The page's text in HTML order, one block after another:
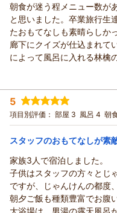
またのご来館を心よりお
アップルおもてなし向上
ます。
また、接客につきまして
みになります。これから
て精進してまいります。
また機会がございました
ろこ様にお会いできる日
アップルおもてなし向上委
青森のお宿 ホテルアップルラ
723様
この度は当館をご利用い
に当館をお選びいただき
「アップルランドという
ぱいの宿でした」とのお
ました。
また、ウェルカムドリン
よりでございます。
りんごの食べ比べについ
ます。今後の参考とさせて
てご満足いただけるよう
また機会がございました
スタッフ一同、723様に
げております。
朝食が迷う程メニュー数が
と思いました。卒業旅行生
たおもてなしも素晴らしか
廊下にクイズが仕込まれて
によって風呂に入れる林檎
宿泊時期： 2026年03月宿泊 (
投稿者： 卍さん(男性/30代)
宿泊プラン： ≪直前割≫【朝食の
け」など40品目♪朝食バイキン
宿泊価格帯： 9,001～10,000円(
青森のお宿 ホテルアップルラ
卍様
この度は当館をご利用い
た。
5
項目別評価： 部屋 3 風呂 4 朝
スタッフのおもてなしが素
家族3人で宿泊しました。
子供はスタッフの方々とじ
ですが、じゃんけんの都度
朝夕ご飯も種類豊富でお腹
大浴場は、男湯の露天風呂